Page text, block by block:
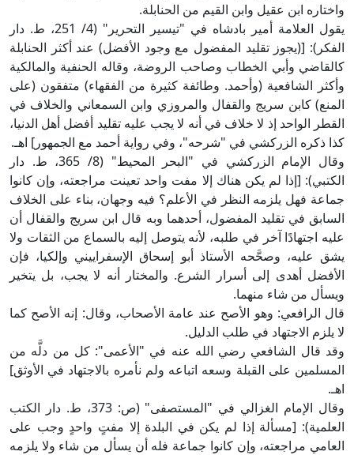
واختاره ابن عقيل وابن القيم من الحنابلة.
يقول العلامة أمير بادشاه في "تيسير التحرير" (4/ 251، ط. دار
الفكر): [(يجوز تقليد المفضول مع وجود الأفضل) عند أكثر الحنابلة
كالقاضي وأبي الخطاب وصاحب الروضة، وقاله الحنفية والمالكية
وأكثر الشافعية (وأحمد. وطائفة كثيرة من الفقهاء) متفقون (على
المنع) كابن سريج والقفال والمروزي وابن السمعاني والخلاف في
القطر الواحد إذ لا خلاف في أنه لا يجب عليه تقليد أفضل أهل الدنيا،
كذا ذكره الزركشي في "شرحه"، وفي رواية أحمد مع الجمهور] اهـ.
وقال الإمام الزركشي في "البحر المحيط" (8/ 365، ط. دار
الكتبي): [إذا لم يكن هناك إلا مفت واحد تعينت مراجعته، وإن كانوا
جماعة فهل يلزمه النظر في الأعلم؟ فيه وجهان، بناء على الخلاف
السابق في تقليد المفضول، أحدهما وبه قال ابن سريج والقفال أن
عليه اجتهادًا آخر في طلبه، لأنه يتوصل إليه بالسماع من الثقات ولا
يشق عليه، وصحَّحه الأستاذ أبو إسحاق الإسفراييني وإلكيا، فإن
الأفضل أهدى إلى أسرار الشرع. والمختار أنه لا يجب، بل يتخير
ويسأل من شاء منهما.
قال الرافعي: وهو الأصح عند عامة الأصحاب، وقال: إنه الأصح كما
لا يلزم الاجتهاد في طلب الدليل.
وقد قال الشافعي رضي الله عنه في "الأعمى": كل من دلَّه من
المسلمين على القبلة وسعه اتباعه ولم نأمره بالاجتهاد في الأوثق]
اهـ.
وقال الإمام الغزالي في "المستصفى" (ص: 373، ط. دار الكتب
العلمية): [مسألة إذا لم يكن في البلدة إلا مفتٍ واحدٍ وجب على
العامي مراجعته، وإن كانوا جماعة فله أن يسأل من شاء ولا يلزمه